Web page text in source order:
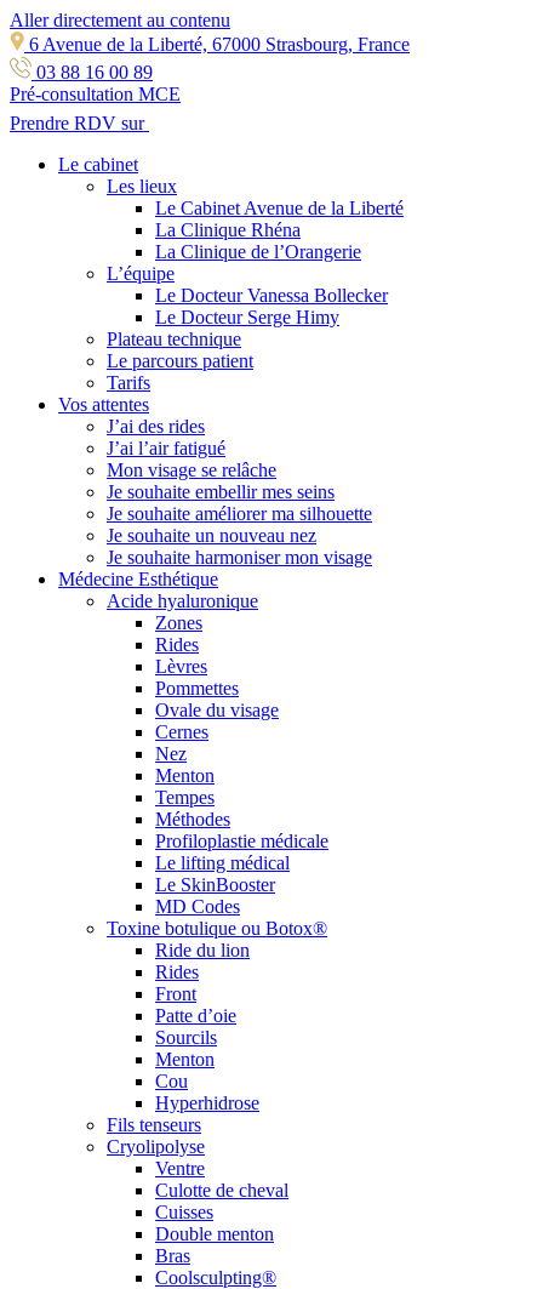
Aller directement au contenu
6 Avenue de la Liberté, 67000 Strasbourg, France
03 88 16 00 89
Pré-consultation MCE
Prendre RDV sur
Le cabinet
Les lieux
Le Cabinet Avenue de la Liberté
La Clinique Rhéna
La Clinique de l’Orangerie
L’équipe
Le Docteur Vanessa Bollecker
Le Docteur Serge Himy
Plateau technique
Le parcours patient
Tarifs
Vos attentes
J’ai des rides
J’ai l’air fatigué
Mon visage se relâche
Je souhaite embellir mes seins
Je souhaite améliorer ma silhouette
Je souhaite un nouveau nez
Je souhaite harmoniser mon visage
Médecine Esthétique
Acide hyaluronique
Zones
Rides
Lèvres
Pommettes
Ovale du visage
Cernes
Nez
Menton
Tempes
Méthodes
Profiloplastie médicale
Le lifting médical
Le SkinBooster
MD Codes
Toxine botulique ou Botox®
Ride du lion
Rides
Front
Patte d’oie
Sourcils
Menton
Cou
Hyperhidrose
Fils tenseurs
Cryolipolyse
Ventre
Culotte de cheval
Cuisses
Double menton
Bras
Coolsculpting®